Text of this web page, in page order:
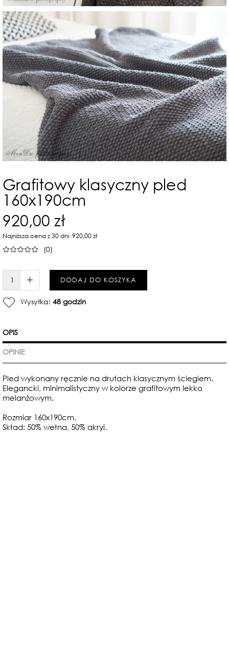
Grafitowy klasyczny pled
160x190cm
920,00 zł
Najniższa cena z 30 dni: 920,00 zł
(0)
W KOSZYKU :)DODAJ DO KOSZYKA
Wysyłka: 48 godzin
OPIS
OPINIE
Pled wykonany ręcznie na drutach klasycznym ściegiem.
Elegancki, minimalistyczny w kolorze grafitowym lekko
melanżowym.
Rozmiar 160x190cm.
Skład: 50% wełna, 50% akryl.